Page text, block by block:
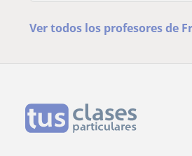
Ver todos los profesores de